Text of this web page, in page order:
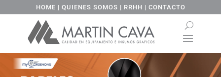
HOME | QUIENES SOMOS | RRHH | CONTACTO